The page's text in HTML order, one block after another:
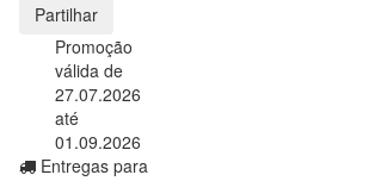
Partilhar
Promoção
válida de
27.07.2026
até
01.09.2026
Entregas para